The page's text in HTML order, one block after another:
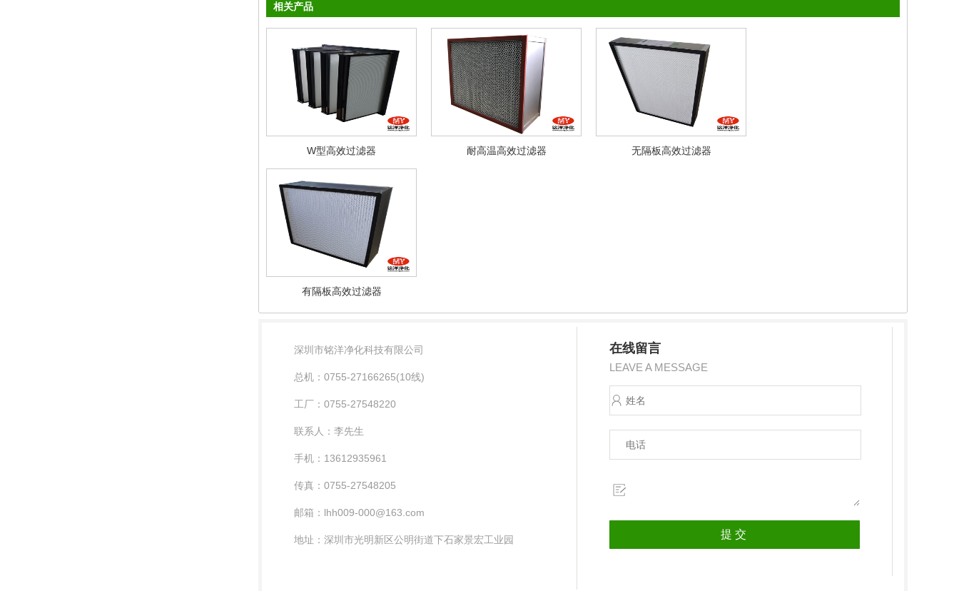
相关产品
W型高效过滤器 耐高温高效过滤器 无隔板高效过滤器
有隔板高效过滤器
深圳市铭洋净化科技有限公司
总机：0755-27166265(10线) ​
工厂：0755-27548220
联系人：李先生
手机：13612935961
传真：0755-27548205
邮箱：lhh009-000@163.com
地址：深圳市光明新区公明街道下石家景宏工业园
在线留言
LEAVE A MESSAGE